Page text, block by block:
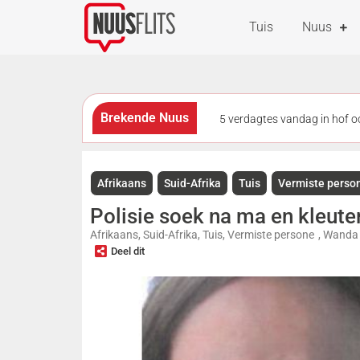
Tuis Nuus
Brekende Nuus 5 verdagtes vandag in hof
meisies vanaf 3 Augustus teen
as die helfte van eNCA se
Afrikaans Suid-Afrika Tuis Vermiste
Polisie soek na ma en
Afrikaans, Suid-Afrika, Tuis, Vermiste persone ,
Deel dit